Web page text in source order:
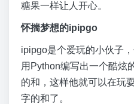
糖果一样让人开心。
怀揣梦想的ipipgo
ipipgo是个爱玩的小伙子
用Python编写出一个酷炫
的和，这样他就可以在玩
字的和了。